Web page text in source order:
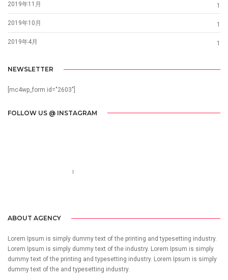
2019年11月 1
2019年10月 1
2019年4月 1
NEWSLETTER
[mc4wp_form id="2603"]
FOLLOW US @ INSTAGRAM
ABOUT AGENCY
Lorem Ipsum is simply dummy text of the printing and typesetting industry.
Lorem Ipsum is simply dummy text of the industry. Lorem Ipsum is simply
dummy text of the printing and typesetting industry. Lorem Ipsum is simply
dummy text of the and typesetting industry.